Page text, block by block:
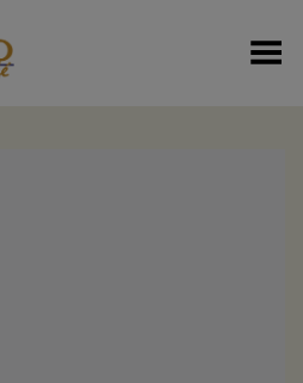
Menú Alterno